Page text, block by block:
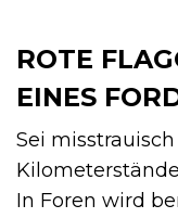
ROTE
EINES
Sei
In Foren wird